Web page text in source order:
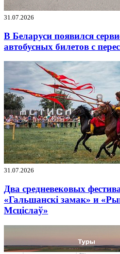
31.07.2026
В Беларуси появился
автобусных билетов с
31.07.2026
Два средневековых
«Гальшанскі замак» и
Мсціслаў»